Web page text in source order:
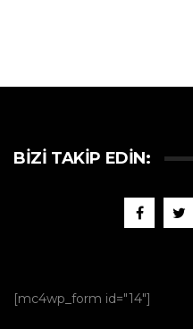
BIZI TAKIP EDIN:
[mc4wp_form id="14"]